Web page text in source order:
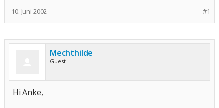
#1
10. Juni 2002
Mechthilde
Guest
Hi Anke,